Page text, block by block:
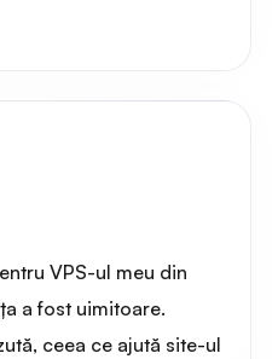
VPS-ul meu din
a fost uimitoare.
ceea ce ajută site-ul